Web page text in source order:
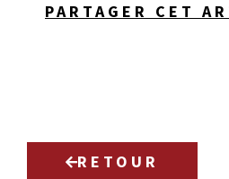
PARTAGER CET
RETOUR